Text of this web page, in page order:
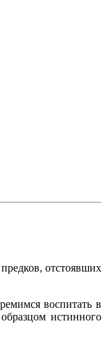
отстоявших
воспитать в
истинного